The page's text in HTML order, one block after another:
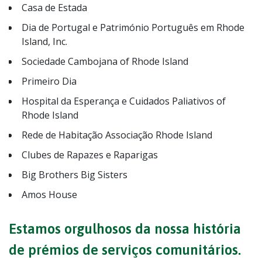
Casa de Estada
Dia de Portugal e Património Português em Rhode
Island, Inc.
Sociedade Cambojana of Rhode Island
Primeiro Dia
Hospital da Esperança e Cuidados Paliativos of
Rhode Island
Rede de Habitação Associação Rhode Island
Clubes de Rapazes e Raparigas
Big Brothers Big Sisters
Amos House
Estamos orgulhosos da nossa história
de prémios de serviços comunitários.